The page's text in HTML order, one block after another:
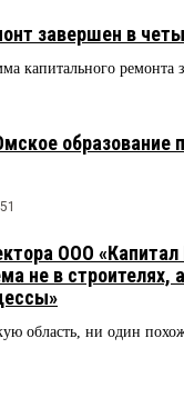
завершен в
капитального
образование
ООО
не в строителях,
область, ни один